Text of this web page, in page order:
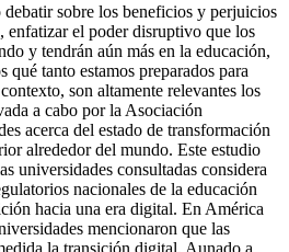
sobre los beneficios y perjuicios
enfatizar el poder disruptivo que los
y tendrán aún más en la educación,
qué tanto estamos preparados para
son altamente relevantes los
a cabo por la Asociación
acerca del estado de transformación
alrededor del mundo. Este estudio
universidades consultadas considera
nacionales de la educación
hacia una era digital. En América
mencionaron que las
la transición digital. Aunado a